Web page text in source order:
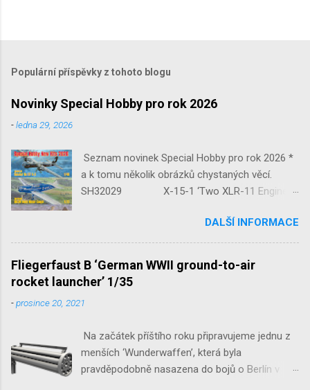
Populární příspěvky z tohoto blogu
Novinky Special Hobby pro rok 2026
-ledna 29, 2026
Seznam novinek Special Hobby pro rok 2026 *
a k tomu několik obrázků chystaných věcí.
SH32029 X-15-1 ‘Two XLR-11 Engines’
‘Guardians of Sion’ 1/32 SH32092
JB-2 Loon ‘US Version of V-1 Missile’
1/32 1/32 SH48052 Seafire
Mk.III 1/48 reissue SH48160
Baltimore Mk.I 1/48 ...
DALŠÍ INFORMACE
Fliegerfaust B ‘German WWII ground-to-air
rocket launcher’ 1/35
-prosince 20, 2021
Na začátek příštího roku připravujeme jednu z
menších ‘Wunderwaffen’, která byla
pravděpodobně nasazena do bojů o Berlín v